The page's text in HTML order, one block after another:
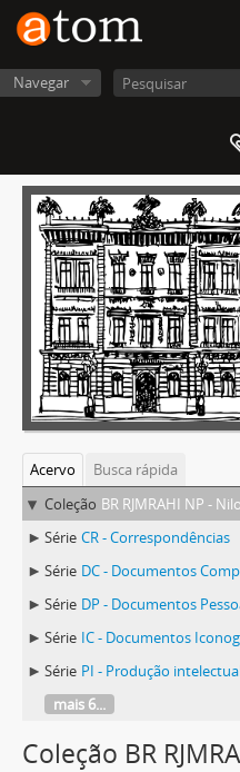
Navegar
Acervo
Busca rápida
Coleção BR RJMRAHI NP -
Série CR - Correspondências
Série DC - Documentos
Série DP - Documentos
Série IC - Documentos
Série PI - Produção
mais 6...
Coleção BR